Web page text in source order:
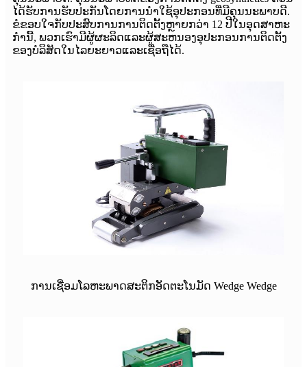
ໄດ້ຮັບການຮັບປະກັນໂດຍການນໍາໃຊ້ອຸປະກອນທີ່ມີຄຸນນະພາບດີ.
ຂໍຂອບໃຈກັບປະສົບການການຕິດຕັ້ງຫຼາຍກວ່າ 12 ປີໃນອຸດສາຫະ
ກໍານີ້, ພວກເຮົາມີຜູ້ຜະລິດແລະຜູ້ສະຫນອງອຸປະກອນການຕິດຕັ້ງ
ຂອງບໍລິສັດໃນໄລຍະຍາວແລະເຊື່ອຖືໄດ້.
ການເຊື່ອມໂລຫະພາດສະຕິກອັດຕະໂນມັດ Wedge Wedge